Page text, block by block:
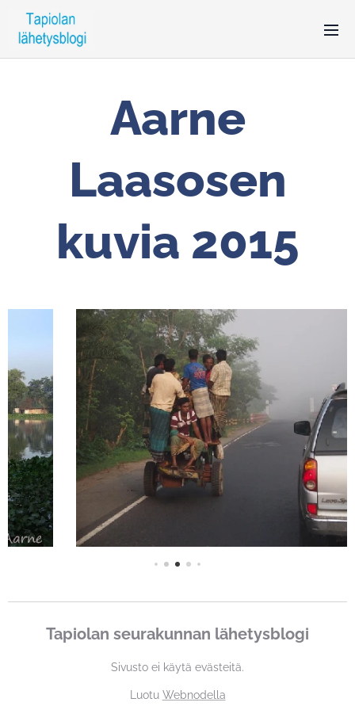
Aarne
Laasosen
kuvia 2015
Tapiolan seurakunnan lähetysblogi
Sivusto ei käytä evästeitä.
Luotu Webnodella